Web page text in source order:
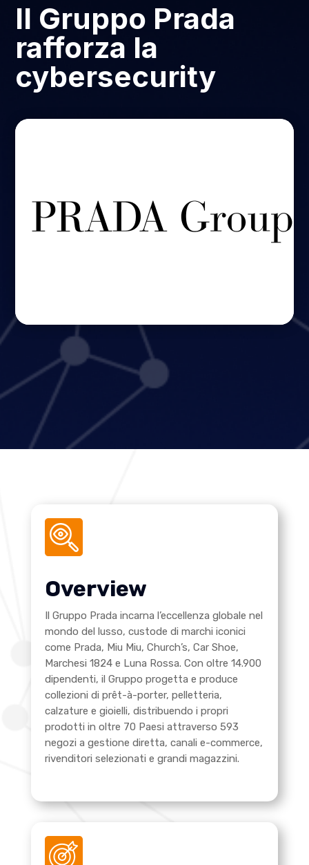
Il Gruppo Prada
rafforza la
cybersecurity
Overview
Il Gruppo Prada incarna l’eccellenza globale nel
mondo del lusso, custode di marchi iconici
come Prada, Miu Miu, Church’s, Car Shoe,
Marchesi 1824 e Luna Rossa. Con oltre 14.900
dipendenti, il Gruppo progetta e produce
collezioni di prêt-à-porter, pelletteria,
calzature e gioielli, distribuendo i propri
prodotti in oltre 70 Paesi attraverso 593
negozi a gestione diretta, canali e-commerce,
rivenditori selezionati e grandi magazzini.